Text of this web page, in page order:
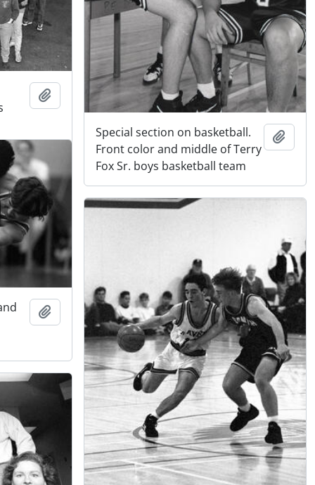
Special section on basketball.
Front color and middle of Terry
Fox Sr. boys basketball team
Adicionar à área de transferência
Adicionar à área de transferência